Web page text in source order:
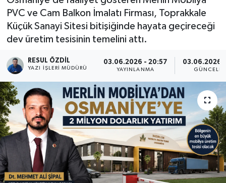
PVC ve Cam Balkon İmalatı Firması, Toprakkale
Küçük Sanayi Sitesi bitişiğinde hayata geçireceği
dev üretim tesisinin temelini attı.
RESUL ÖZDIL
YAZI İŞLERI MÜDÜRÜ
03.06.2026 - 20:57
YAYINLANMA
03.06.2026